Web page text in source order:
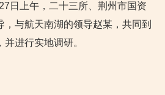
日上午，二十三所、荆州市国资
与航天南湖的领导赵某，共同到
进行实地调研。